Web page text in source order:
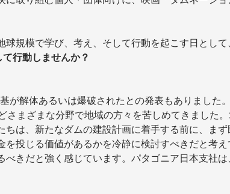
規模で学び、考え、そして行動を起こす日として
行動しませんか？
解体あるいは爆破されたとの発表もありました
まざまな分野で地域の方々を苦しめてきました
は、新たなダムの建設計画に着手する前に、ま
投じる価値があるかを冷静に検討すべきだと考
きだと強く感じています。パタゴニア日本支社